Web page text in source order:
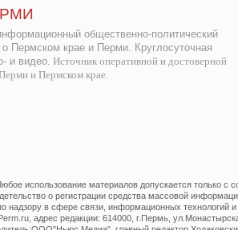
общественно-политический
о Пермском крае и Перми. Круглосуточная
и видео. Источник оперативной и достоверной
и Пермском крае.
использование материалов допускается только с
о регистрации средства массовой
надзору в сфере связи, информационных технологий
адрес редакции: 614000, г.Пермь,